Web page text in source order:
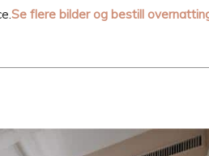
Se flere bilder og bestill